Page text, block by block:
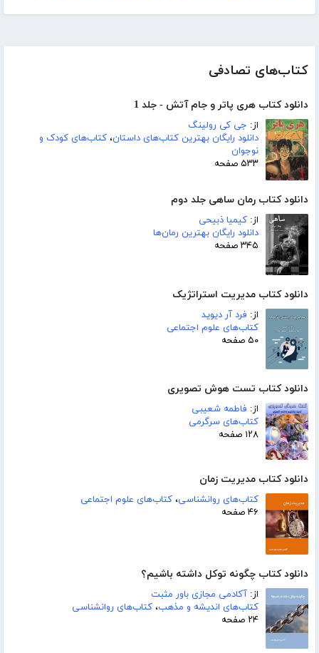
کتاب‌های تصادفی
دانلود کتاب هری پاتر و جام آتش - جلد 1
از: جی کی رولینگ
دانلود رایگان بهترین کتاب‌های داستان، کتاب‌های کودک و
نوجوان
۵۳۳ صفحه
دانلود کتاب رمان ساهی جلد دوم
از: کیمیا ذبیحی
دانلود رایگان بهترین رمان‌ها
۳۴۵ صفحه
دانلود کتاب مدیریت استراتژیک
از: فرد آر دیوید
کتاب‌های علوم اجتماعی
۵۰ صفحه
دانلود کتاب تست هوش تصویری
از: فاطمه شعیبی
کتاب‌های سرگرمی
۱۲۸ صفحه
دانلود کتاب مدیریت زمان
کتاب‌های روانشناسی، کتاب‌های علوم اجتماعی
۴۶ صفحه
دانلود کتاب چگونه توکل داشته باشیم؟
از: آکادمی مجازی باور مثبت
کتاب‌های اندیشه و مذهب، کتاب‌های روانشناسی
۲۴ صفحه